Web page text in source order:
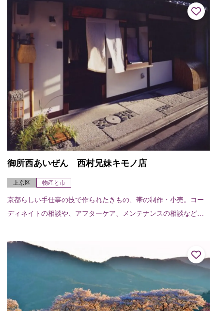
御所西あいぜん 西村兄妹キモノ店
上京区 物産と市
京都らしい手仕事の技で作られたきもの、帯の制作・小売。コー
ディネイトの相談や、アフターケア、メンテナンスの相談などお